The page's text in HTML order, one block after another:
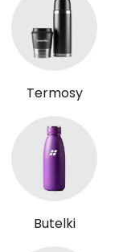
Termosy
Butelki